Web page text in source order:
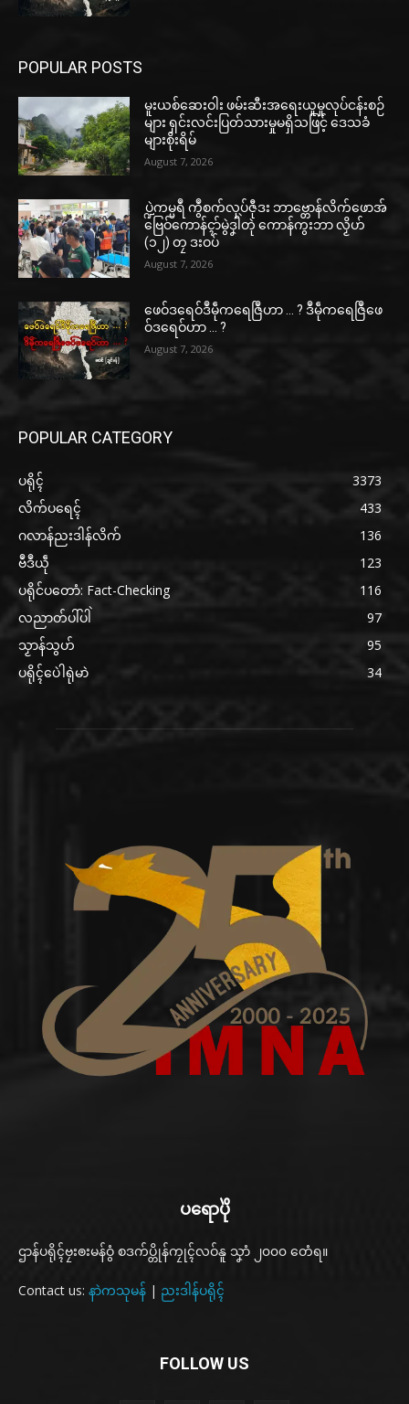
POPULAR POSTS
မူးယစ်ဆေးဝါး ဖမ်းဆီးအရေးယူမှုလုပ်ငန်းစဉ်
များ ရှင်းလင်းပြတ်သားမှုမရှိသဖြင့် ဒေသခံ
များစိုးရိမ်
August 7, 2026
ပ္ဍဲကမ္မရဳ ကွဳစက်လုပ်ဇီုဒး ဘာဗ္တောန်လိက်ဖောအ်
ဗြေဝ်ကောန်ၚာ်မွဲဒၞါဲတုဲ ကောန်ကွးဘာ လၟိဟ်
(၁၂) တၠ ဒးဝပ်
August 7, 2026
ဖေဝ်ဒရေဝ်ဒဳမဵုကရေဇြဳဟာ … ? ဒဳမဵုကရေဇြဳဖေ
ဝ်ဒရေဝ်ဟာ … ?
August 7, 2026
POPULAR CATEGORY
ပရိုၚ်
3373
လိက်ပရေၚ်
433
ဂလာန်ညးဒါန်လိက်
136
ဗဳဒဳယဵု
123
ပရိုင်ပတောံ: Fact-Checking
116
လညာတ်ပါ်ပါဲ
97
သၟာန်သွဟ်
95
ပရိုၚ်ပေဲါရုဲမာဲ
34
ပရောပိုဲ
ဌာန်ပရိုၚ်ဗၠးၜးမန်ဝွံ စဒက်ပ္တိုန်ကၠုၚ်လဝ်နူ သၞာံ ၂၀၀၀ တေံရ။
Contact us: နာဲကသုမန် | ညးဒါန်ပရိုၚ်
FOLLOW US